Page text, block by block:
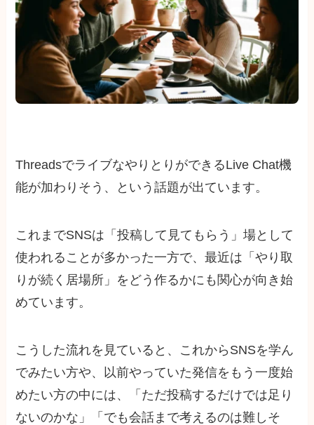
ThreadsでライブなやりとりができるLive Chat機
能が加わりそう、という話題が出ています。
これまでSNSは「投稿して見てもらう」場として
使われることが多かった一方で、最近は「やり取
りが続く居場所」をどう作るかにも関心が向き始
めています。
こうした流れを見ていると、これからSNSを学ん
でみたい方や、以前やっていた発信をもう一度始
めたい方の中には、「ただ投稿するだけでは足り
ないのかな」「でも会話まで考えるのは難しそ